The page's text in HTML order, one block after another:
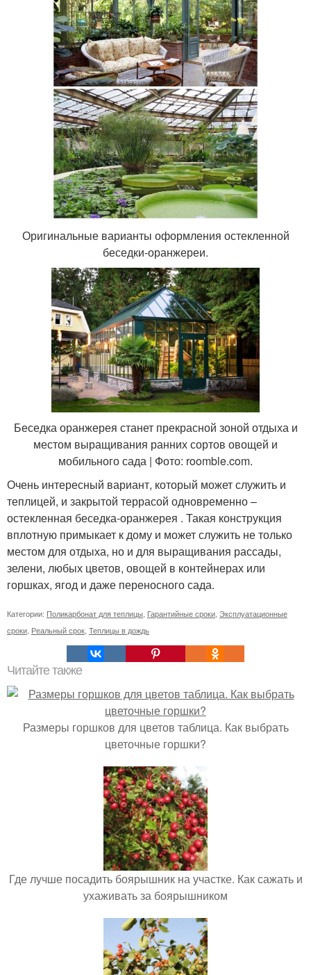
Оригинальные варианты оформления остекленной
беседки-оранжереи.
Беседка оранжерея станет прекрасной зоной отдыха и
местом выращивания ранних сортов овощей и
мобильного сада | Фото: roomble.com.
Очень интересный вариант, который может служить и
теплицей, и закрытой террасой одновременно –
остекленная беседка-оранжерея . Такая конструкция
вплотную примыкает к дому и может служить не только
местом для отдыха, но и для выращивания рассады,
зелени, любых цветов, овощей в контейнерах или
горшках, ягод и даже переносного сада.
Категории: Поликарбонат для теплицы, Гарантийные сроки, Эксплуатационные
сроки, Реальный срок, Теплицы в дождь
Читайте также
Размеры горшков для цветов таблица. Как выбрать
цветочные горшки?
Где лучше посадить боярышник на участке. Как сажать и
ухаживать за боярышником